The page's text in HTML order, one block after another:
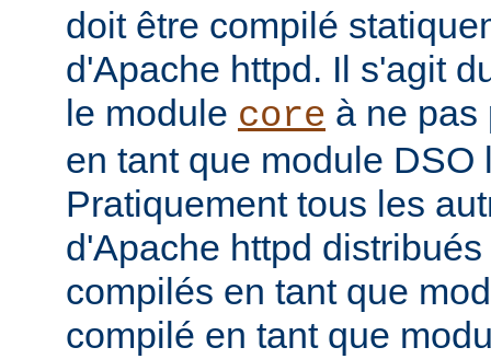
doit être compilé
d'Apache httpd. Il s'agit
le module core à ne pas
en tant que module DSO
Pratiquement tous les
d'Apache httpd
compilés en tant que
compilé en tant que